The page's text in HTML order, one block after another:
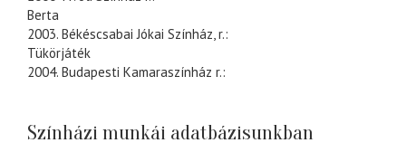
Berta
2003. Békéscsabai Jókai Színház, r.:
Tükörjáték
2004. Budapesti Kamaraszínház r.:
Színházi munkái adatbázisunkban